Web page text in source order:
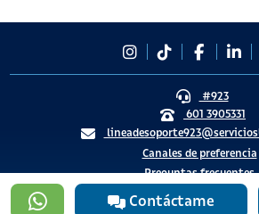
Contáctame
#923
601 3905331
Canales de preferencia
Preguntas frecuentes